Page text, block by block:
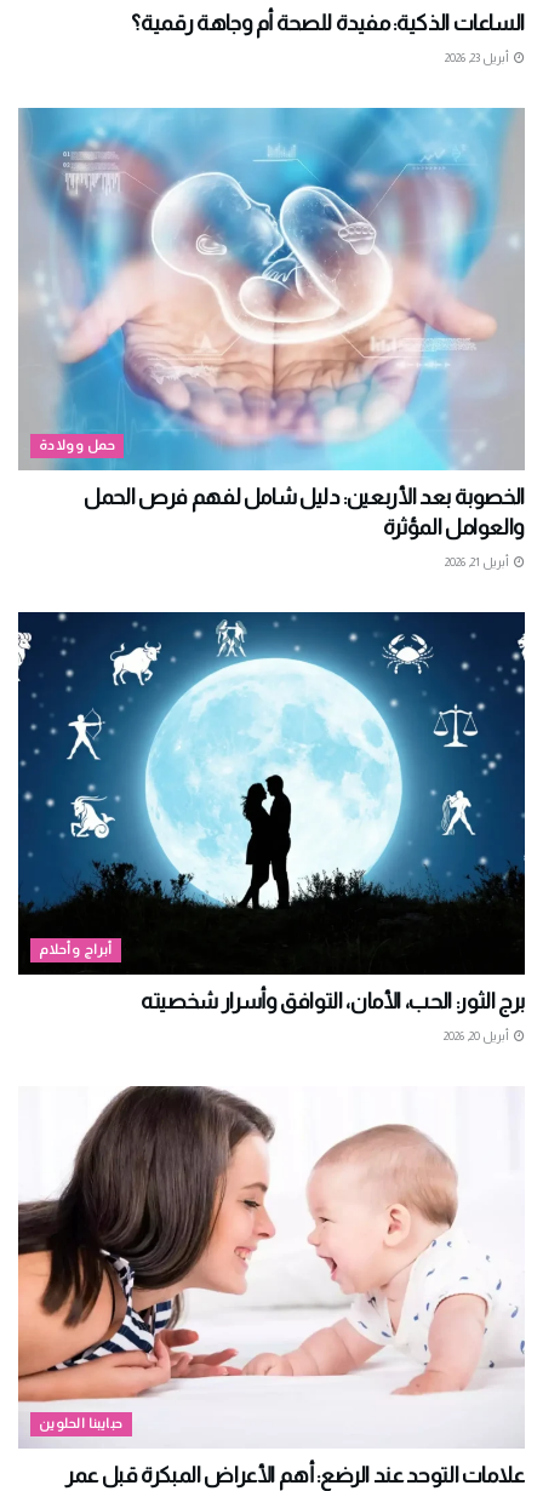
الساعات الذكية: مفيدة للصحة أم وجاهة رقمية؟
أبريل 23, 2026
حمل وولادة
الخصوبة بعد الأربعين: دليل شامل لفهم فرص الحمل
والعوامل المؤثرة
أبريل 21, 2026
أبراج وأحلام
برج الثور: الحب، الأمان، التوافق وأسرار شخصيته
أبريل 20, 2026
حبايبنا الحلوين
علامات التوحد عند الرضع: أهم الأعراض المبكرة قبل عمر